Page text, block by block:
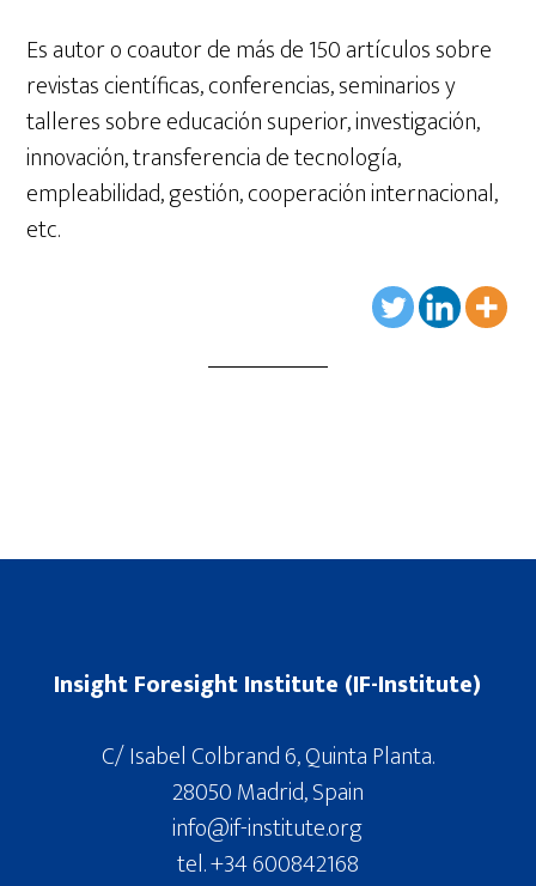
Es autor o coautor de más de 150 artículos sobre
revistas científicas, conferencias, seminarios y
talleres sobre educación superior, investigación,
innovación, transferencia de tecnología,
empleabilidad, gestión, cooperación internacional,
etc.
Insight Foresight Institute (IF-Institute)
C/ Isabel Colbrand 6, Quinta Planta.
28050 Madrid, Spain
info@if-institute.org
tel. +34 600842168